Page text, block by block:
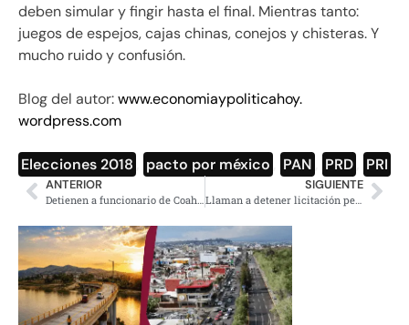
deben simular y fingir hasta el final. Mientras tanto:
juegos de espejos, cajas chinas, conejos y chisteras. Y
mucho ruido y confusión.
Blog del autor:www.economiaypoliticahoy.
wordpress.com
Elecciones 2018 pacto por méxico PAN PRD PRI
ANTERIOR SIGUIENTE
Llaman a detener licitación petrolera y de gas vía fracking